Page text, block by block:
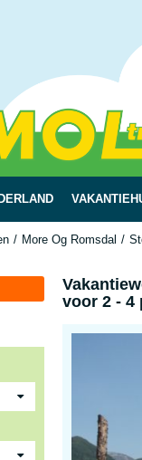
More Og Romsdal
voor 2 - 4